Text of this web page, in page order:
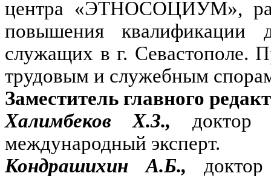
центра «ЭТНОСОЦИУМ»,
повышения квалификации
служащих в г. Севастополе.
трудовым и служебным
Заместитель главного
Халимбеков Х.З., доктор
международный эксперт.
Кондрашихин А.Б.,